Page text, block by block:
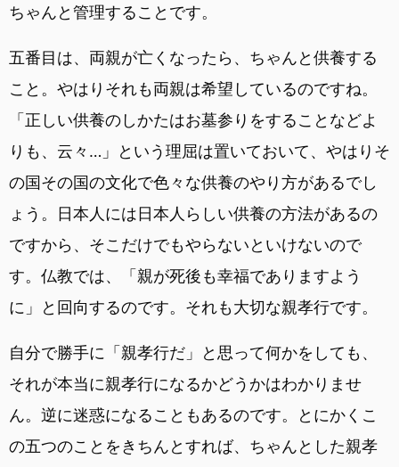
ちゃんと管理することです。
五番目は、両親が亡くなったら、ちゃんと供養する
こと。やはりそれも両親は希望しているのですね。
「正しい供養のしかたはお墓参りをすることなどよ
りも、云々…」という理屈は置いておいて、やはりそ
の国その国の文化で色々な供養のやり方があるでし
ょう。日本人には日本人らしい供養の方法があるの
ですから、そこだけでもやらないといけないので
す。仏教では、「親が死後も幸福でありますよう
に」と回向するのです。それも大切な親孝行です。
自分で勝手に「親孝行だ」と思って何かをしても、
それが本当に親孝行になるかどうかはわかりませ
ん。逆に迷惑になることもあるのです。とにかくこ
の五つのことをきちんとすれば、ちゃんとした親孝